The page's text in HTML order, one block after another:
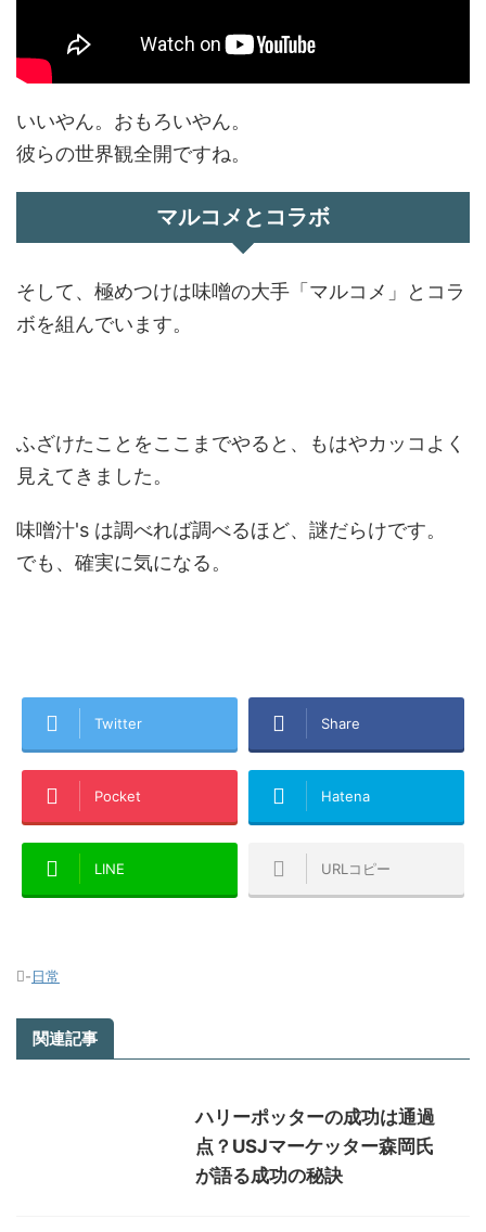
いいやん。おもろいやん。
彼らの世界観全開ですね。
マルコメとコラボ
そして、極めつけは味噌の大手「マルコメ」とコラ
ボを組んでいます。
ふざけたことをここまでやると、もはやカッコよく
見えてきました。
味噌汁's は調べれば調べるほど、謎だらけです。
でも、確実に気になる。
Twitter Share
Pocket Hatena
LINE URLコピー
-日常
関連記事
ハリーポッターの成功は通過
点？USJマーケッター森岡氏
が語る成功の秘訣